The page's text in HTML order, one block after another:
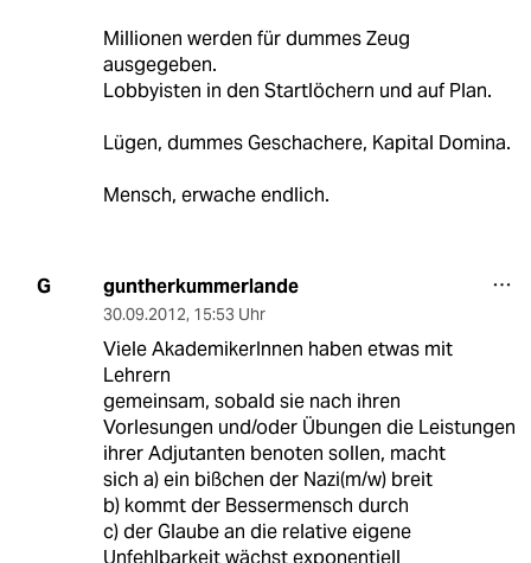
Millionen werden für dummes Zeug
ausgegeben.
Lobbyisten in den Startlöchern und auf Plan.
Lügen, dummes Geschachere, Kapital Domina.
Mensch, erwache endlich.
G guntherkummerlande
30.09.2012, 15:53 Uhr
Viele AkademikerInnen haben etwas mit
Lehrern
gemeinsam, sobald sie nach ihren
Vorlesungen und/oder Übungen die Leistungen
ihrer Adjutanten benoten sollen, macht
sich a) ein bißchen der Nazi(m/w) breit
b) kommt der Bessermensch durch
c) der Glaube an die relative eigene
Unfehlbarkeit wächst exponentiell